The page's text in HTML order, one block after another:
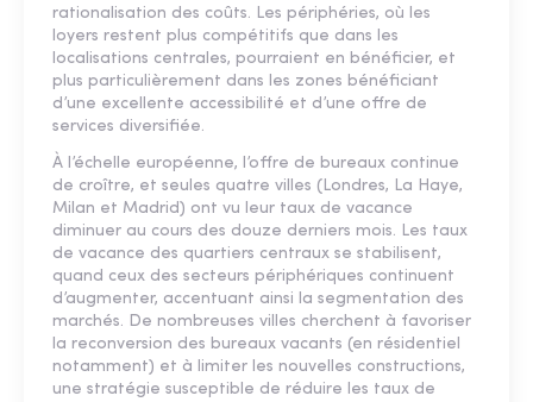
rationalisation des coûts. Les périphéries, où les
loyers restent plus compétitifs que dans les
localisations centrales, pourraient en bénéficier, et
plus particulièrement dans les zones bénéficiant
d’une excellente accessibilité et d’une offre de
services diversifiée.
À l’échelle européenne, l’offre de bureaux continue
de croître, et seules quatre villes (Londres, La Haye,
Milan et Madrid) ont vu leur taux de vacance
diminuer au cours des douze derniers mois. Les taux
de vacance des quartiers centraux se stabilisent,
quand ceux des secteurs périphériques continuent
d’augmenter, accentuant ainsi la segmentation des
marchés. De nombreuses villes cherchent à favoriser
la reconversion des bureaux vacants (en résidentiel
notamment) et à limiter les nouvelles constructions,
une stratégie susceptible de réduire les taux de